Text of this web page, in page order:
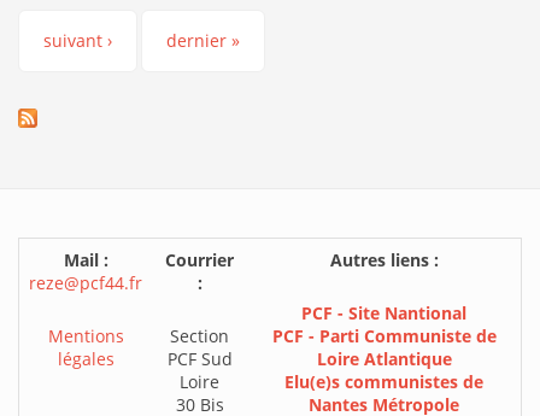
suivant › dernier »
Mail :
reze@pcf44.fr
Mentions
légales
Courrier
:
Section
PCF Sud
Loire
30 Bis
Autres liens :
PCF - Site Nantional
PCF - Parti Communiste de
Loire Atlantique
Elu(e)s communistes de
Nantes Métropole